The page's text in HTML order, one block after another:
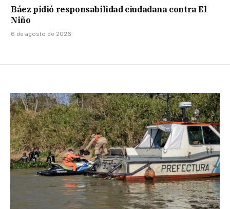
Báez pidió responsabilidad ciudadana contra El
Niño
6 de agosto de 2026